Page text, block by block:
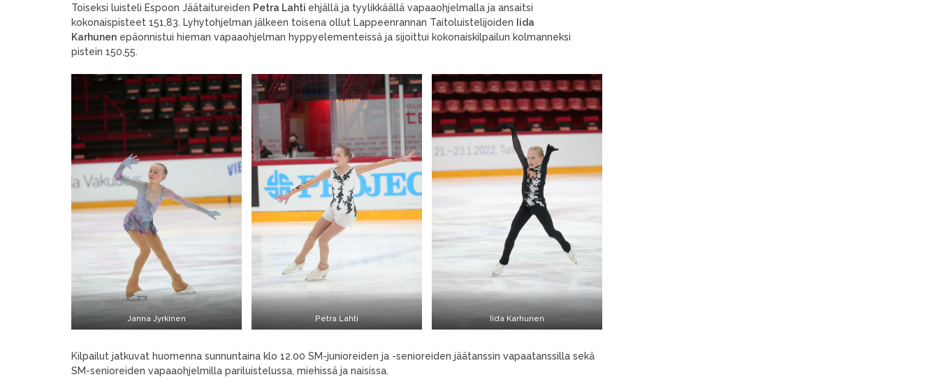
Toiseksi luisteli Espoon Jäätaitureiden Petra Lahti ehjällä ja tyylikkäällä vapaaohjelmalla ja ansaitsi
kokonaispisteet 151,83. Lyhytohjelman jälkeen toisena ollut Lappeenrannan Taitoluistelijoiden
Iida
Karhunen epäonnistui hieman vapaaohjelman hyppyelementeissä ja sijoittui kokonaiskilpailun kolmanneksi
pistein 150,55.
Janna Jyrkinen Petra Lahti Iida Karhunen
Kilpailut jatkuvat huomenna sunnuntaina klo 12.00 SM-junioreiden ja -senioreiden jäätanssin vapaatanssilla sekä
SM-senioreiden vapaaohjelmilla pariluistelussa, miehissä ja naisissa.